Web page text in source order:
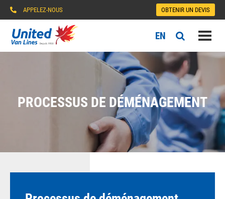
APPELEZ-NOUS OBTENIR UN DEVIS
EN
PROCESSUS DE DÉMÉNAGEMENT